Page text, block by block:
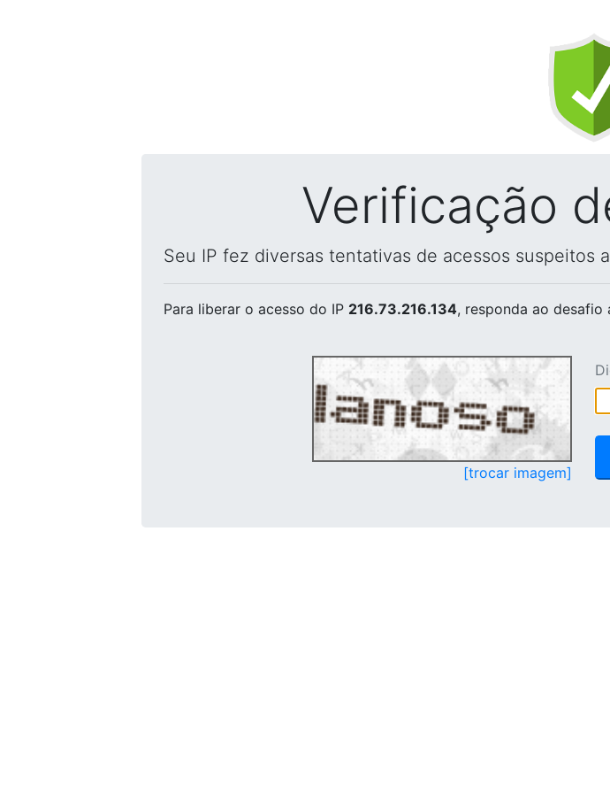
Verificação
Seu IP fez diversas tentativas de acessos suspeitos
Para liberar o acesso do IP 216.73.216.134, responda ao desafio
[trocar imagem]